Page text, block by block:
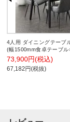
4人用 ダイニングテーブ
(幅1500mm食卓テーブル
×4) メラミン天板 コンセ
タル調 テーブル モダン
ェア 4人掛け 長方形 ワー
73,900円(税込)
67,182円(税抜)